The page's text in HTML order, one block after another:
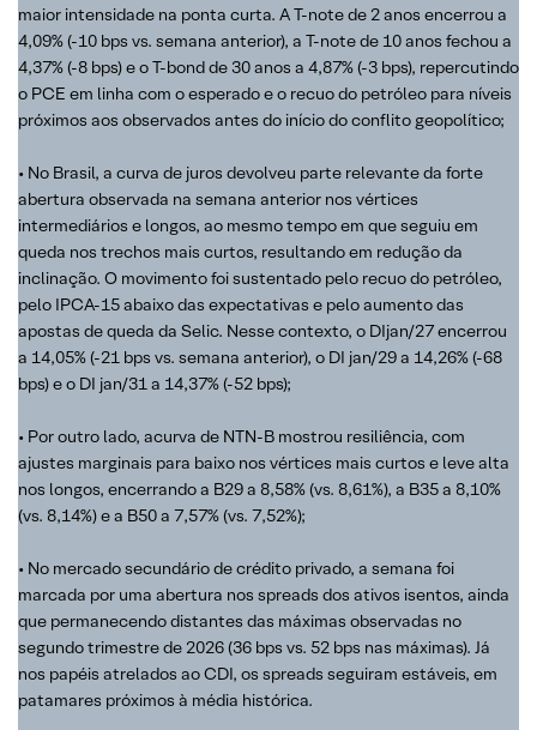
maior intensidade na ponta curta. A T-note de 2 anos encerrou a
4,09% (-10 bps vs. semana anterior), a T-note de 10 anos fechou a
4,37% (-8 bps) e o T-bond de 30 anos a 4,87% (-3 bps), repercutindo
o PCE em linha com o esperado e o recuo do petróleo para níveis
próximos aos observados antes do início do conflito geopolítico;
• No Brasil, a curva de juros devolveu parte relevante da forte
abertura observada na semana anterior nos vértices
intermediários e longos, ao mesmo tempo em que seguiu em
queda nos trechos mais curtos, resultando em redução da
inclinação. O movimento foi sustentado pelo recuo do petróleo,
pelo IPCA-15 abaixo das expectativas e pelo aumento das
apostas de queda da Selic. Nesse contexto, o DIjan/27 encerrou
a 14,05% (-21 bps vs. semana anterior), o DI jan/29 a 14,26% (-68
bps) e o DI jan/31 a 14,37% (-52 bps);
• Por outro lado, acurva de NTN-B mostrou resiliência, com
ajustes marginais para baixo nos vértices mais curtos e leve alta
nos longos, encerrando a B29 a 8,58% (vs. 8,61%), a B35 a 8,10%
(vs. 8,14%) e a B50 a 7,57% (vs. 7,52%);
• No mercado secundário de crédito privado, a semana foi
marcada por uma abertura nos spreads dos ativos isentos, ainda
que permanecendo distantes das máximas observadas no
segundo trimestre de 2026 (36 bps vs. 52 bps nas máximas). Já
nos papéis atrelados ao CDI, os spreads seguiram estáveis, em
patamares próximos à média histórica.